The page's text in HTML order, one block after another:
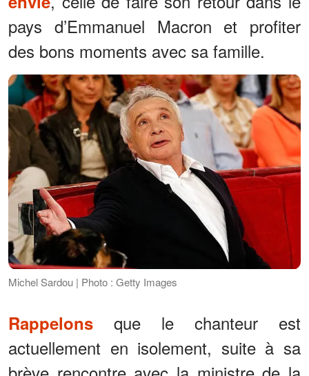
pays d’Emmanuel Macron et profiter
des bons moments avec sa famille.
Michel Sardou | Photo : Getty Images
Rappelons que le chanteur est
actuellement en isolement, suite à sa